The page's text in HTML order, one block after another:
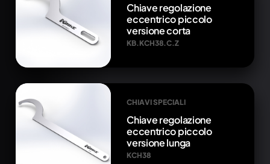
Chiave regolazione
eccentrico piccolo
versione corta
KB.KCH38.C.Z
CHIAVI SPECIALI
Chiave regolazione
eccentrico piccolo
versione lunga
KCH38